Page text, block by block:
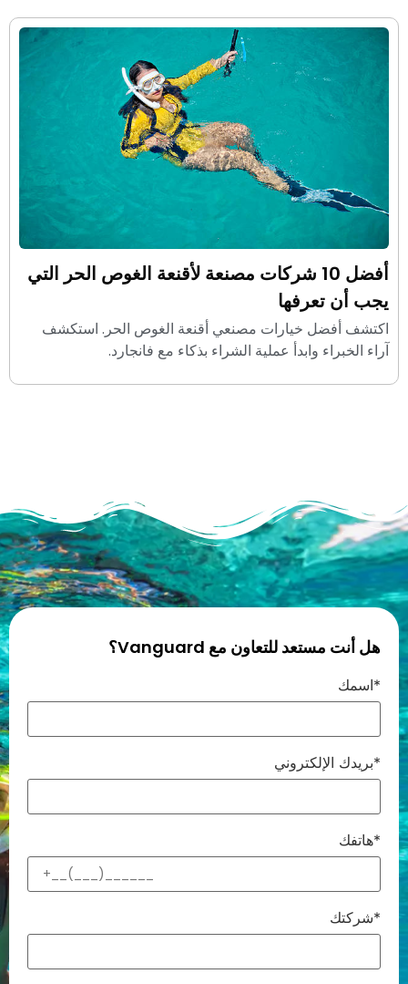
أفضل 10 شركات مصنعة لأقنعة الغوص الحر التي
يجب أن تعرفها
اكتشف أفضل خيارات مصنعي أقنعة الغوص الحر. استكشف
آراء الخبراء وابدأ عملية الشراء بذكاء مع فانجارد.
هل أنت مستعد للتعاون مع Vanguard؟
اسمك*
بريدك الإلكتروني*
هاتفك*
شركتك*